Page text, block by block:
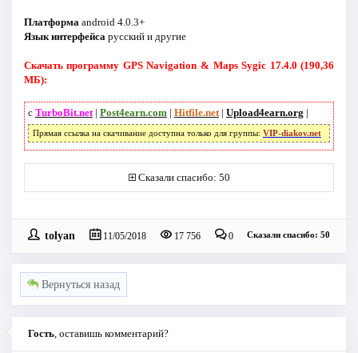
Платформаandroid 4.0.3+
Язык интерфейсарусский и другие
Скачать программу GPS Navigation & Maps Sygic 17.4.0 (190,36
МБ):
с TurboBit.net| Post4earn.com| Hitfile.net| Upload4earn.org |
Прямая ссылка на скачивание доступна только для группы: VIP-diakov.net
Сказали спасибо: 50
tolyan 11/05/2018 17 756 0 Сказали спасибо: 50
Вернуться назад
Гость, оставишь комментарий?